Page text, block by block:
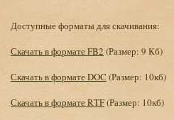
Доступные форматы для скачивания:
Скачать в формате FB2 (Размер: 9 Кб)
Скачать в формате DOC (Размер: 10кб)
Скачать в формате RTF(Размер: 10кб)